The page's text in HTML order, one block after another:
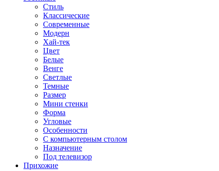
Стиль
Классические
Современные
Модерн
Хай-тек
Цвет
Белые
Венге
Светлые
Темные
Размер
Мини стенки
Форма
Угловые
Особенности
С компьютерным столом
Назначение
Под телевизор
Прихожие